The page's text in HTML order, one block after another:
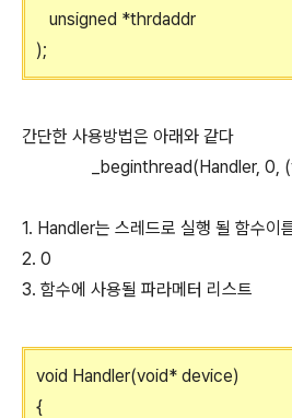
unsigned *thrdaddr
);
간단한 사용방법은 아래와 같다
_beginthread(Handler,
1. Handler는 스레드로 실행 될 함수이
2. 0
3. 함수에 사용될 파라메터 리스트
void Handler(void* device)
{